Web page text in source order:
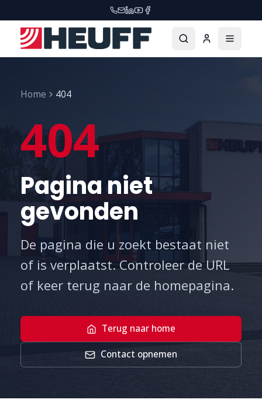
Home 404
404
Pagina niet
gevonden
De pagina die u zoekt bestaat niet
of is verplaatst. Controleer de URL
of keer terug naar de homepagina.
Terug naar home
Contact opnemen